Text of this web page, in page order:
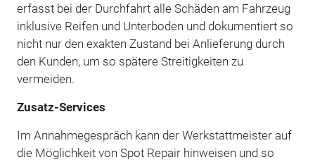
erfasst bei der Durchfahrt alle Schäden am Fahrzeug
inklusive Reifen und Unterboden und dokumentiert so
nicht nur den exakten Zustand bei Anlieferung durch
den Kunden, um so spätere Streitigkeiten zu
vermeiden.
Zusatz-Services
Im Annahmegespräch kann der Werkstattmeister auf
die Möglichkeit von Spot Repair hinweisen und so